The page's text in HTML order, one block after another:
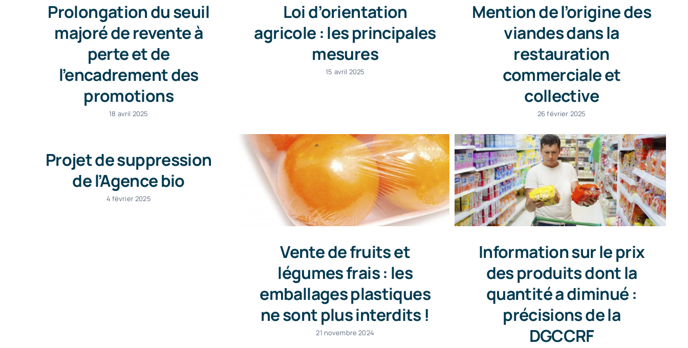
Prolongation du seuil
majoré de revente à
perte et de
l’encadrement des
promotions
18 avril 2025
Loi d’orientation
agricole : les principales
mesures
15 avril 2025
Mention de l’origine des
viandes dans la
restauration
commerciale et
collective
26 février 2025
Projet de suppression
de l’Agence bio
4 février 2025
Vente de fruits et
légumes frais : les
emballages plastiques
ne sont plus interdits !
21 novembre 2024
Information sur le prix
des produits dont la
quantité a diminué :
précisions de la
DGCCRF